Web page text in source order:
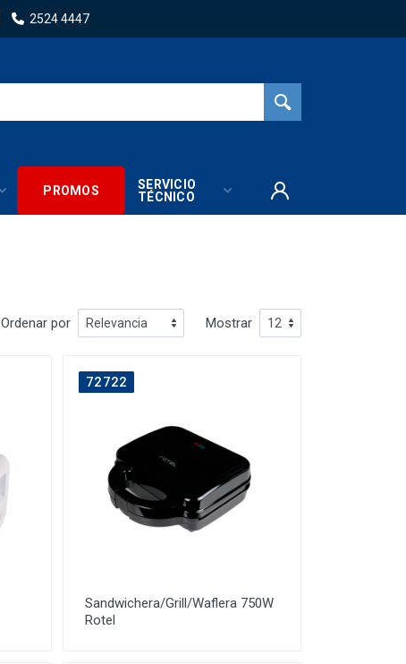
2524 4447
PROMOS
SERVICIO
TÉCNICO
Ordenar por Mostrar
72722
Sandwichera/Grill/Waflera 750W
Rotel